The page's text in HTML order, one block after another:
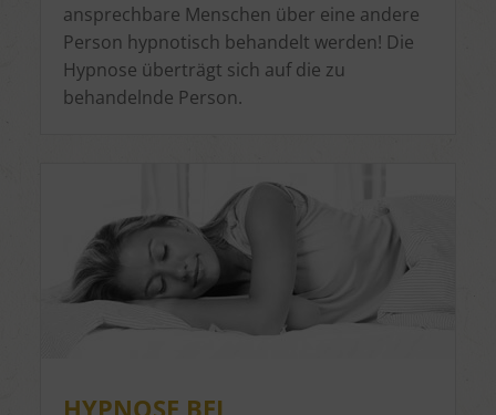
ansprechbare Menschen über eine andere
Person hypnotisch behandelt werden! Die
Hypnose überträgt sich auf die zu
behandelnde Person.